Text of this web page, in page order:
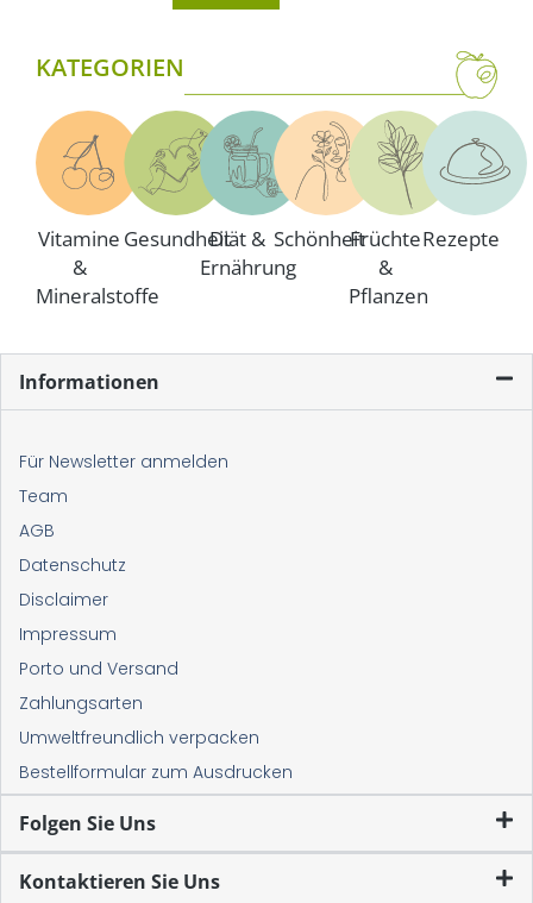
KATEGORIEN
Vitamine
&
Mineralstoffe
GesundheitDiät &
Ernährung
SchönheitFrüchte
&
Pflanzen
Rezepte
Informationen
Für Newsletter anmelden
Team
AGB
Datenschutz
Disclaimer
Impressum
Porto und Versand
Zahlungsarten
Umweltfreundlich verpacken
Bestellformular zum Ausdrucken
Folgen Sie Uns
Kontaktieren Sie Uns